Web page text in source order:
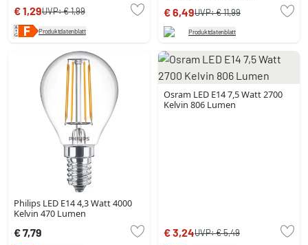
€ 1,29UVP:€ 1,99
Produktdatenblatt
€ 6,49UVP:€ 11,99
Produktdatenblatt
Philips LED E14 4,3 Watt 4000
Kelvin 470 Lumen
€ 7,79
Osram LED E14 7,5 Watt 2700
Kelvin 806 Lumen
€ 3,24UVP:€ 5,49